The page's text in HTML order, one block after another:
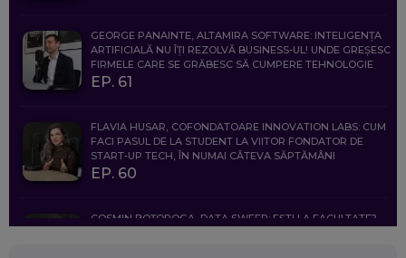
GEORGE PANAINTE, ALTAMIRA SOFTWARE: INTELIGENȚA
ARTIFICIALĂ NU ÎȚI REZOLVĂ BUSINESS-UL! UNDE GREȘESC
FIRMELE CARE SE GRĂBESC SĂ CUMPERE TEHNOLOGIE
EP. 61
FLAVIA HUSAR, COFONDATOARE INNOVATION LABS: CUM
FACI PASUL DE LA STUDENT LA VIITOR FONDATOR DE
START-UP TECH, ÎN NUMAI CÂTEVA SĂPTĂMÂNI
EP. 60
COSMIN BOȚOROGA, DATA SWEEP: EȘTI LA FACULTATE?